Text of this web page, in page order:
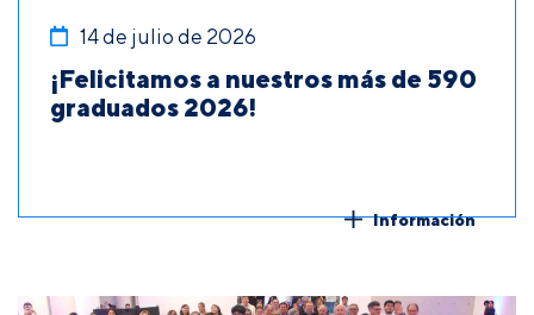
14 de julio de 2026
¡Felicitamos a nuestros más de 590
graduados 2026!
Información